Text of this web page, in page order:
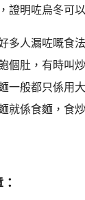
證明咗烏冬可
多人漏咗嘅食
個肚，有時叫
一般都只係用
就係食麵，食